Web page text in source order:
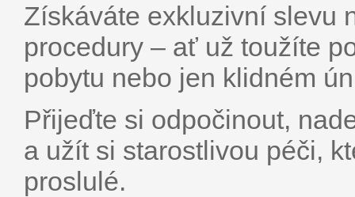
Získáváte exkluzivní slevu
procedury – ať už toužíte
pobytu nebo jen klidném
Přijeďte si odpočinout,
a užít si starostlivou péči,
proslulé.